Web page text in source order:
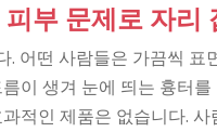
부 문제로 자리
어떤 사람들은 가끔씩 표
이 생겨 눈에 띄는 흉터
적인 제품은 없습니다.